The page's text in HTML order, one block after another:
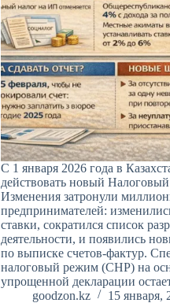
С 1 января 2026 года в
действовать новый Налоговый
Изменения затронули
предпринимателей:
ставки, сократился список
деятельности, и появились
по выписке счетов-фактур.
налоговый режим (СНР) на
упрощенной декларации
goodzon.kz
15 января,